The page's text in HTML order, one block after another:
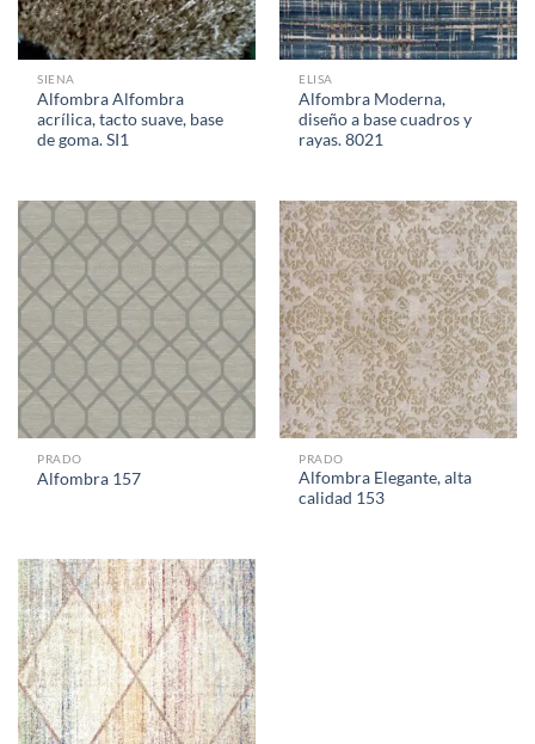
SIENA
Alfombra Alfombra
acrílica, tacto suave, base
de goma. SI1
ELISA
Alfombra Moderna,
diseño a base cuadros y
rayas. 8021
PRADO
Alfombra 157
PRADO
Alfombra Elegante, alta
calidad 153